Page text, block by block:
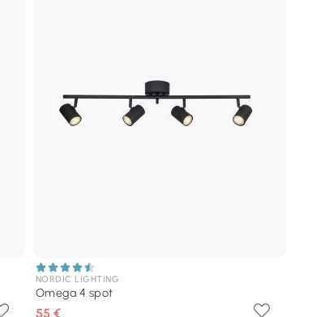
NORDIC LIGHTING
Omega 4 spot
55 €